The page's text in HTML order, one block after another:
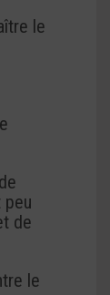
le
de
le